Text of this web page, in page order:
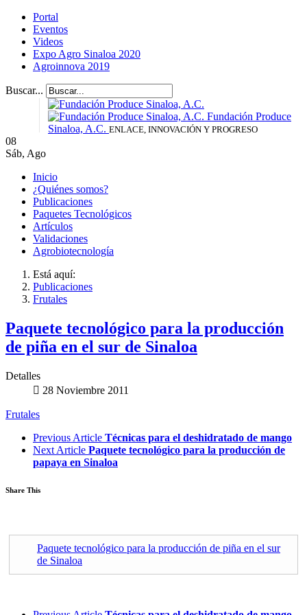
Portal
Eventos
Videos
Expo Agro Sinaloa 2020
Agroinnova 2019
Buscar...
Fundación Produce
Sinaloa, A.C. ENLACE, INNOVACIÓN Y PROGRESO
08
Sáb, Ago
Inicio
¿Quiénes somos?
Publicaciones
Paquetes Tecnológicos
Artículos
Validaciones
Agrobiotecnología
Está aquí:
Publicaciones
Frutales
Paquete tecnológico para la producción
de piña en el sur de Sinaloa
Detalles
28 Noviembre 2011
Frutales
Previous Article Técnicas para el deshidratado de mango
Next Article Paquete tecnológico para la producción de
papaya en Sinaloa
Share This
Paquete tecnológico para la producción de piña en el sur
de Sinaloa